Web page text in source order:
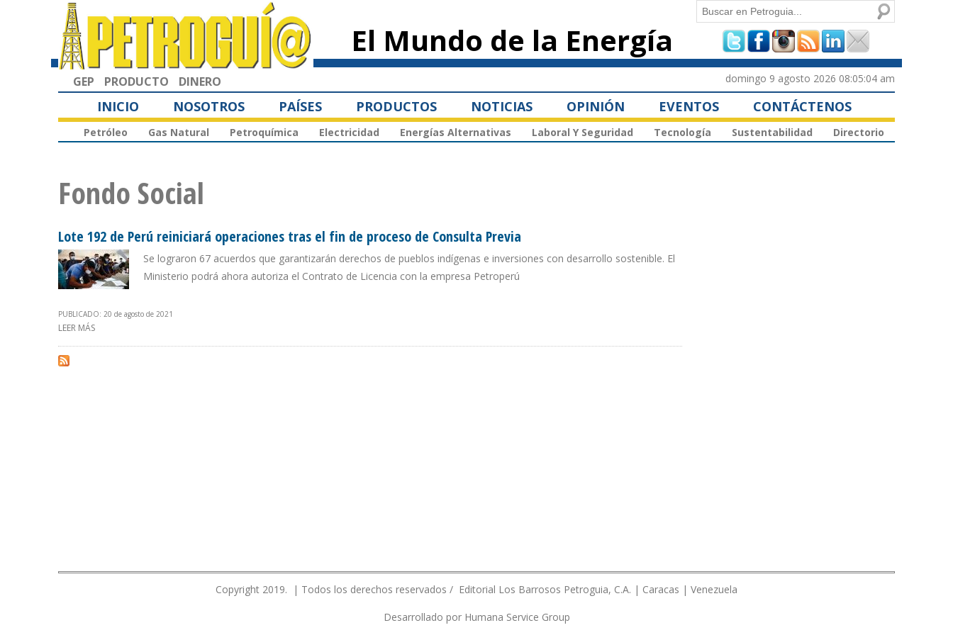
principal
El Mundo de la Energía
Formulario de
búsqueda
Buscar
GEP PRODUCTO DINERO domingo 9 agosto 2026 08:05:04 am
INICIO NOSOTROS PAÍSES PRODUCTOS NOTICIAS OPINIÓN EVENTOS CONTÁCTENOS
Petróleo Gas Natural Petroquímica Electricidad Energías Alternativas Laboral Y Seguridad Tecnología Sustentabilidad Directorio
Fondo Social
Lote 192 de Perú reiniciará operaciones tras el fin de proceso de Consulta Previa
Se lograron 67 acuerdos que garantizarán derechos de pueblos indígenas e inversiones con desarrollo sostenible. El
Ministerio podrá ahora autoriza el Contrato de Licencia con la empresa Petroperú
PUBLICADO: 20 de agosto de 2021
LEER MÁS
Copyright 2019. | Todos los derechos reservados / Editorial Los Barrosos Petroguia, C.A. | Caracas | Venezuela
Desarrollado por Humana Service Group